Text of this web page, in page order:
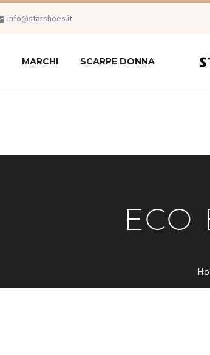
info@starshoes.it
MARCHI SCARPE DONNA
ECO